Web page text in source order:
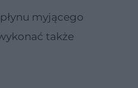
myjącego
także